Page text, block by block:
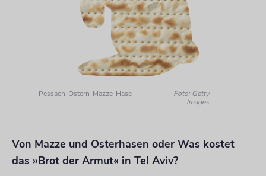
Pessach-Ostern-Mazze-Hase
Foto: Getty
Images
Von Mazze und Osterhasen oder Was kostet
das »Brot der Armut« in Tel Aviv?